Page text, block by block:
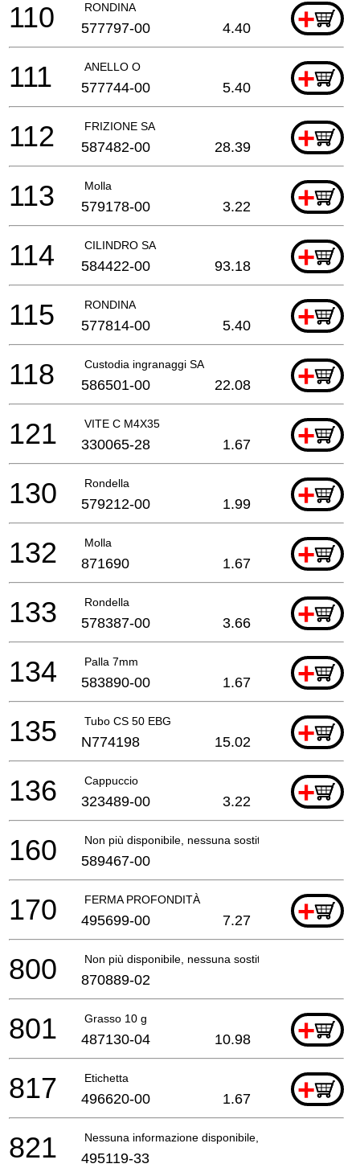
RONDINA +
110 577797-00 4.40
ANELLO O +
111 577744-00 5.40
FRIZIONE SA +
112 587482-00 28.39
Molla +
113 579178-00 3.22
CILINDRO SA +
114 584422-00 93.18
RONDINA +
115 577814-00 5.40
Custodia ingranaggi SA +
118 586501-00 22.08
VITE C M4X35 +
121 330065-28 1.67
Rondella +
130 579212-00 1.99
Molla +
132 871690 1.67
Rondella +
133 578387-00 3.66
Palla 7mm +
134 583890-00 1.67
Tubo CS 50 EBG +
135 N774198 15.02
Cappuccio +
136 323489-00 3.22
Non più disponibile, nessuna sostituzione
160 589467-00
FERMA PROFONDITÀ +
170 495699-00 7.27
Non più disponibile, nessuna sostituzione
800 870889-02
Grasso 10 g +
801 487130-04 10.98
Etichetta +
817 496620-00 1.67
Nessuna informazione disponibile, non ordinabile
821 495119-33